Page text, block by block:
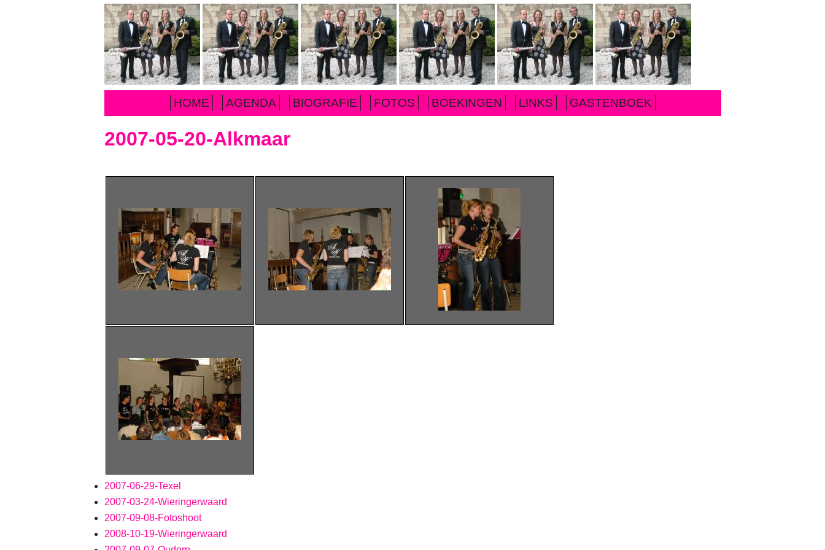
HOME AGENDA BIOGRAFIE FOTOS BOEKINGEN LINKS GASTENBOEK
2007-05-20-Alkmaar
2007-06-29-Texel
2007-03-24-Wieringerwaard
2007-09-08-Fotoshoot
2008-10-19-Wieringerwaard